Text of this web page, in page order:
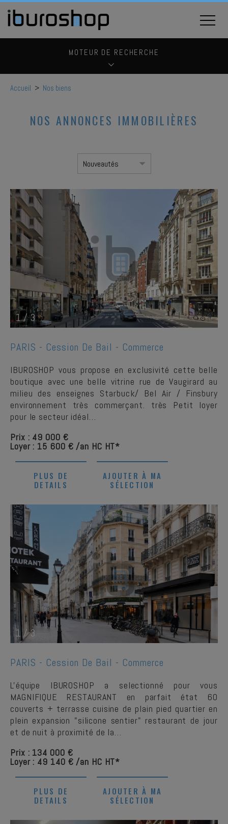
MOTEUR DE RECHERCHE
Accueil > Nos biens
NOS ANNONCES IMMOBILIÈRES
1/3
PARIS - Cession De Bail - Commerce
IBUROSHOP vous propose en exclusivité cette belle
boutique avec une belle vitrine rue de Vaugirard au
milieu des enseignes Starbuck/ Bel Air / Finsbury
environnement très commerçant. très Petit loyer
pour le secteur idéal…
Prix : 49 000 €
Loyer : 15 600 € /an HC HT*
PLUS DE
DETAILS
AJOUTER À MA
SÉLECTION
1/3
PARIS - Cession De Bail - Commerce
L'équipe IBUROSHOP a selectionné pour vous
MAGNIFIQUE RESTAURANT en parfait état 60
couverts + terrasse cuisine de plain pied quartier en
plein expansion "silicone sentier" restaurant de jour
et de nuit à proximité de la…
Prix : 134 000 €
Loyer : 49 140 € /an HC HT*
PLUS DE
DETAILS
AJOUTER À MA
SÉLECTION